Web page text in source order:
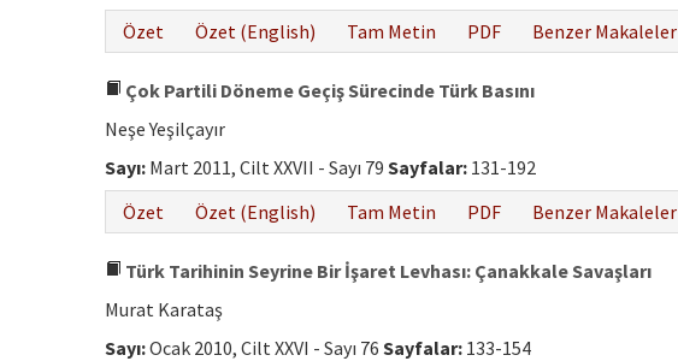
Özet
Özet (English) Tam Metin PDF Benzer Makaleler
Çok Partili Döneme Geçiş Sürecinde Türk Basını
Neşe Yeşilçayır
Sayı: Mart 2011, Cilt XXVII - Sayı 79 Sayfalar: 131-192
Özet
Özet (English) Tam Metin PDF Benzer Makaleler
Türk Tarihinin Seyrine Bir İşaret Levhası: Çanakkale Savaşları
Murat Karataş
Sayı:Ocak 2010, Cilt XXVI - Sayı 76 Sayfalar: 133-154